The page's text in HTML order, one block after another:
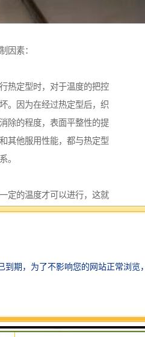
因素：
热定型时，对于温度的把控
。因为在经过热定型后，织
除的程度，表面平整性的提
其他服用性能，都与热定型
。
定的温度才可以进行，这就
间是拉幅定型机热定型的另
部分：加热时间、热渗透时
间。
机热定型工艺质量的控制体
间。如果把项看做是一种预